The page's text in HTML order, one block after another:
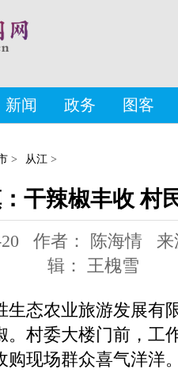
新闻 政务 图客
> 从江 >
干辣椒丰收 村
20 作者： 陈海情 来
辑： 王槐雪
态农业旅游发展有
。村委大楼门前，工
购现场群众喜气洋洋